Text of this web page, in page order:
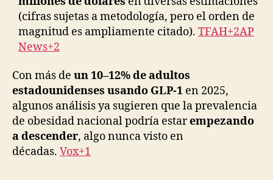
(cifras sujetas a metodología, pero el orden de
magnitud es ampliamente citado). TFAH+2AP
News+2
Con más de un 10–12% de adultos
estadounidenses usando GLP-1 en 2025,
algunos análisis ya sugieren que la prevalencia
de obesidad nacional podría estarempezando
a descender, algo nunca visto en
décadas. Vox+1